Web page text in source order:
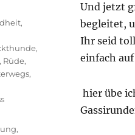
Und jetzt
begleitet,
Ihr seid
einfach
hier übe
,
,
, Rüde,
,
,